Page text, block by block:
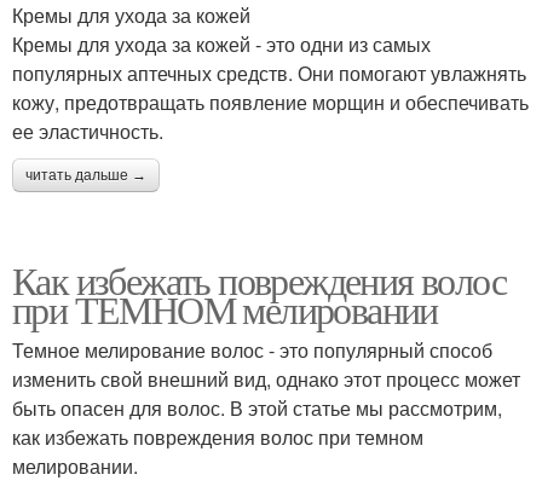
Кремы для ухода за кожей
Кремы для ухода за кожей - это одни из самых
популярных аптечных средств. Они помогают увлажнять
кожу, предотвращать появление морщин и обеспечивать
ее эластичность.
читать дальше →
Как избежать повреждения волос
при ТЕМНОМ мелировании
Темное мелирование волос - это популярный способ
изменить свой внешний вид, однако этот процесс может
быть опасен для волос. В этой статье мы рассмотрим,
как избежать повреждения волос при темном
мелировании.